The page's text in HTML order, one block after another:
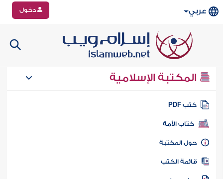
عربي دخول
المكتبة الإسلامية
كتب PDF
كتاب الأمة
المكتبة